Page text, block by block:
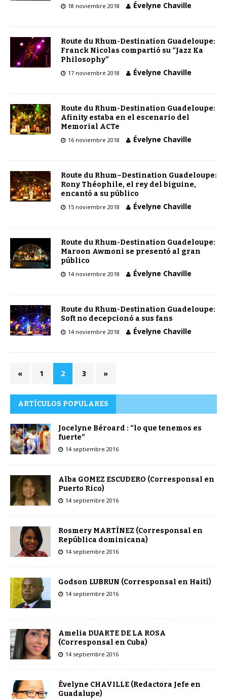
18 noviembre 2018 Évelyne Chaville
Route du Rhum-Destination Guadeloupe:
Franck Nicolas compartió su “Jazz Ka
Philosophy”
17 noviembre 2018 Évelyne Chaville
Route du Rhum-Destination Guadeloupe:
Afinity estaba en el escenario del
Memorial ACTe
16 noviembre 2018 Évelyne Chaville
Route du Rhum–Destination Guadeloupe:
Rony Théophile, el rey del biguine,
encantó a su público
15 noviembre 2018 Évelyne Chaville
Route du Rhum-Destination Guadeloupe:
Maroon Awmoni se presentó al gran
público
14 noviembre 2018 Évelyne Chaville
Route du Rhum-Destination Guadeloupe:
Soft no decepcionó a sus fans
14 noviembre 2018 Évelyne Chaville
« 1 2 3 »
ARTÍCULOS POPULARES
Jocelyne Béroard : “lo que tenemos es
fuerte”
14 septiembre 2016
Alba GOMEZ ESCUDERO (Corresponsal en
Puerto Rico)
14 septiembre 2016
Rosmery MARTÍNEZ (Corresponsal en
República dominicana)
14 septiembre 2016
Godson LUBRUN (Corresponsal en Haití)
14 septiembre 2016
Amelia DUARTE DE LA ROSA
(Corresponsal en Cuba)
14 septiembre 2016
Évelyne CHAVILLE (Redactora Jefe en
Guadalupe)